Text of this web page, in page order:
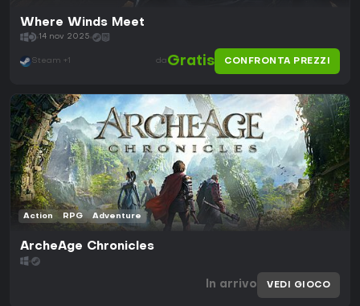
Where Winds Meet
14 nov 2025
Steam +1 da Gratis CONFRONTA PREZZI
Action RPG Adventure
ArcheAge Chronicles
In arrivo VEDI GIOCO